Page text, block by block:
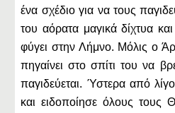
ένα σχέδιο για να τους
του αόρατα μαγικά δίχτυα
φύγει στην Λήμνο. Μόλις ο
πηγαίνει στο σπίτι του να
παγιδεύεται. Ύστερα από
και ειδοποίησε όλους τους